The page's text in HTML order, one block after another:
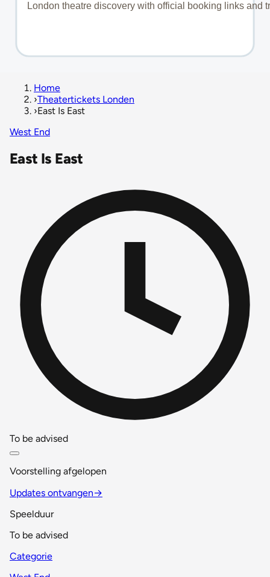
Home
›Theatertickets Londen
›East Is East
West End
East Is East
To be advised
Voorstelling afgelopen
Updates ontvangen→
Speelduur
To be advised
Categorie